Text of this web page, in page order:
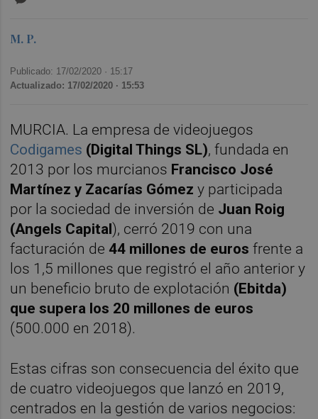
M. P.
Publicado: 17/02/2020 · 15:17
Actualizado: 17/02/2020 · 15:53
MURCIA. La empresa de videojuegos
Codigames (Digital Things SL), fundada en
2013 por los murcianos Francisco José
Martínez y Zacarías Gómez y participada
por la sociedad de inversión de Juan Roig
(Angels Capital), cerró 2019 con una
facturación de 44 millones de euros frente a
los 1,5 millones que registró el año anterior y
un beneficio bruto de explotación (Ebitda)
que supera los 20 millones de euros
(500.000 en 2018).
Estas cifras son consecuencia del éxito que
de cuatro videojuegos que lanzó en 2019,
centrados en la gestión de varios negocios: